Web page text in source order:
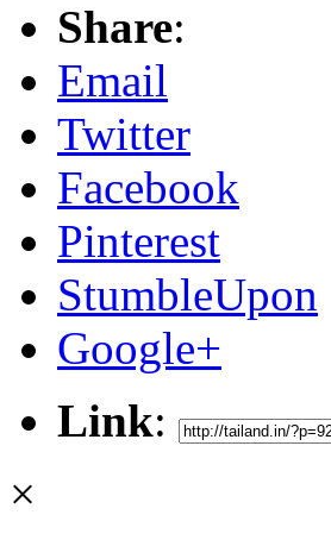
Share:
Email
Twitter
Facebook
Pinterest
StumbleUpon
Google+
Link:
×